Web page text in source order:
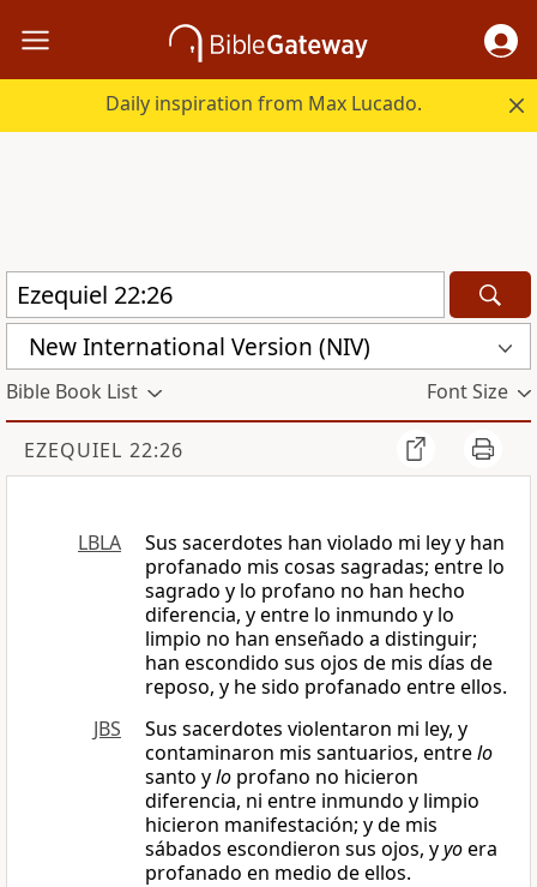
Daily inspiration from Max Lucado.
New International Version (NIV)
Bible Book List Font Size
EZEQUIEL 22:26
LBLA
Sus sacerdotes han violado mi ley y han
profanado mis cosas sagradas; entre lo
sagrado y lo profano no han hecho
diferencia, y entre lo inmundo y lo
limpio no han enseñado a distinguir;
han escondido sus ojos de mis días de
reposo, y he sido profanado entre ellos.
JBS
Sus sacerdotes violentaron mi ley, y
contaminaron mis santuarios, entrelo
santo ylo profano no hicieron
diferencia, ni entre inmundo y limpio
hicieron manifestación; y de mis
sábados escondieron sus ojos, yyoera
profanado en medio de ellos.